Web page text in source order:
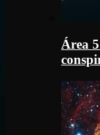
Área